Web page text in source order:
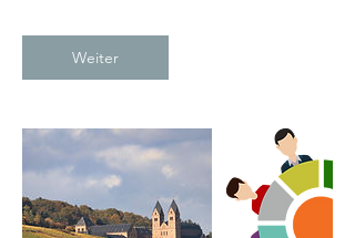
Weiter